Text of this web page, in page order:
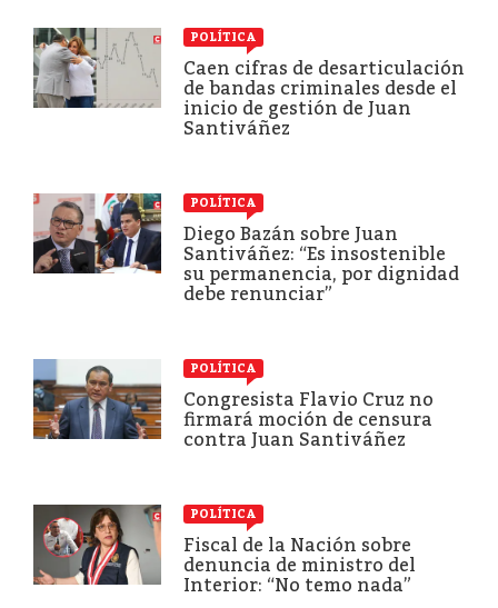
POLÍTICA
Caen cifras de desarticulación
de bandas criminales desde el
inicio de gestión de Juan
Santiváñez
POLÍTICA
Diego Bazán sobre Juan
Santiváñez: “Es insostenible
su permanencia, por dignidad
debe renunciar”
POLÍTICA
Congresista Flavio Cruz no
firmará moción de censura
contra Juan Santiváñez
POLÍTICA
Fiscal de la Nación sobre
denuncia de ministro del
Interior: “No temo nada”